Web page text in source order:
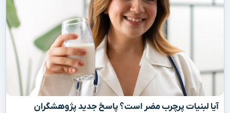
آیا لبنیات پرچرب مضر است؟ پاسخ جدید پژوهشگران